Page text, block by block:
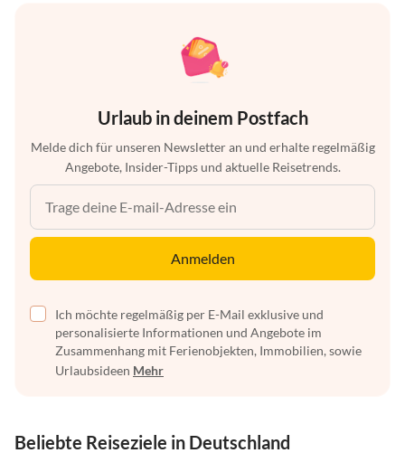
Urlaub in deinem Postfach
Melde dich für unseren Newsletter an und erhalte regelmäßig
Angebote, Insider-Tipps und aktuelle Reisetrends.
Anmelden
Ich möchte regelmäßig per E-Mail exklusive und
personalisierte Informationen und Angebote im
Zusammenhang mit Ferienobjekten, Immobilien, sowie
Urlaubsideen Mehr
Beliebte Reiseziele in Deutschland